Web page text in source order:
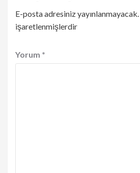
E-posta adresiniz yayınlanmayacak.
işaretlenmişlerdir
Yorum *